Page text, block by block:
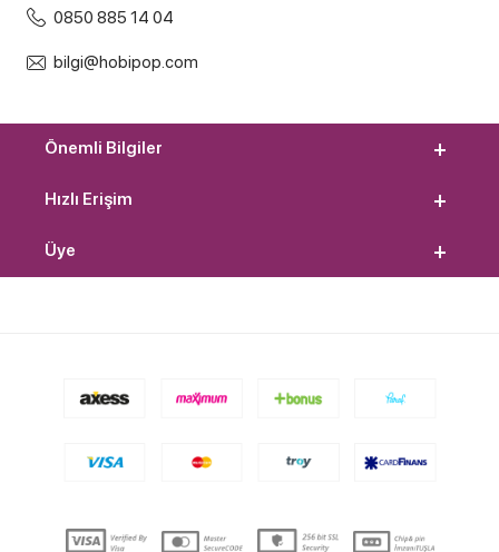
0850 885 14 04
bilgi@hobipop.com
Önemli Bilgiler
Hızlı Erişim
Üye